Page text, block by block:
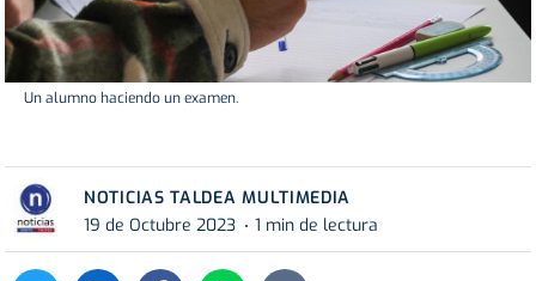
Un alumno haciendo un examen.
NOTICIAS TALDEA MULTIMEDIA
19 de Octubre 2023
1 min de lectura